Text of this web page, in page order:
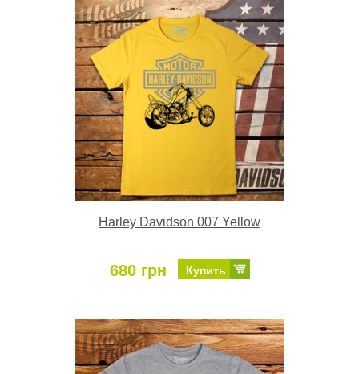
Harley Davidson 007 Yellow
680 грн Купить